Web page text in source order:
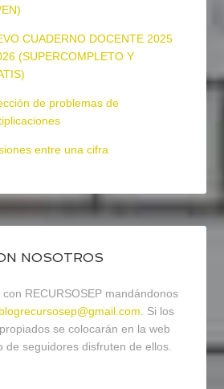
CUADERNO DOCENTE 2025
(SUPERCOMPLETO Y
de problemas de
entre una cifra
NOSOTROS
RECURSOSEP mandándonos
blogrecursosep@gmail.com. Si los
se colocarán en la web
de seguidores disfruten de ellos.